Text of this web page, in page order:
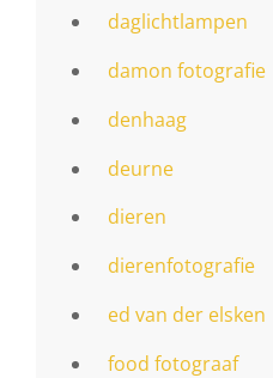
daglichtlampen
damon fotografie
denhaag
deurne
dieren
dierenfotografie
ed van der elsken
food fotograaf